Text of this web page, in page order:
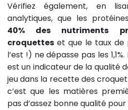
Vérifiez également, en
analytiques, que les
40% des nutriments
croquettes et que le taux de
l’est !) ne dépasse pas les
est un indicateur de la qualité
jeu dans la recette des
c’est que les matières
pas d’assez bonne qualité